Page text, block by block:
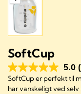
SoftCup
5.0
SoftCup er perfekt til
har vanskeligt ved